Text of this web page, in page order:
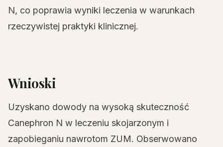
N, co poprawia wyniki leczenia w warunkach
rzeczywistej praktyki klinicznej.
Wnioski
Uzyskano dowody na wysoką skuteczność
Canephron N w leczeniu skojarzonym i
zapobieganiu nawrotom ZUM. Obserwowano